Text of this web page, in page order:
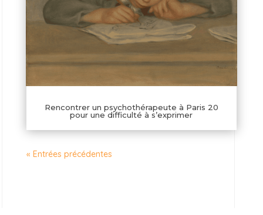
Rencontrer un psychothérapeute à Paris 20
pour une difficulté à s’exprimer
« Entrées précédentes